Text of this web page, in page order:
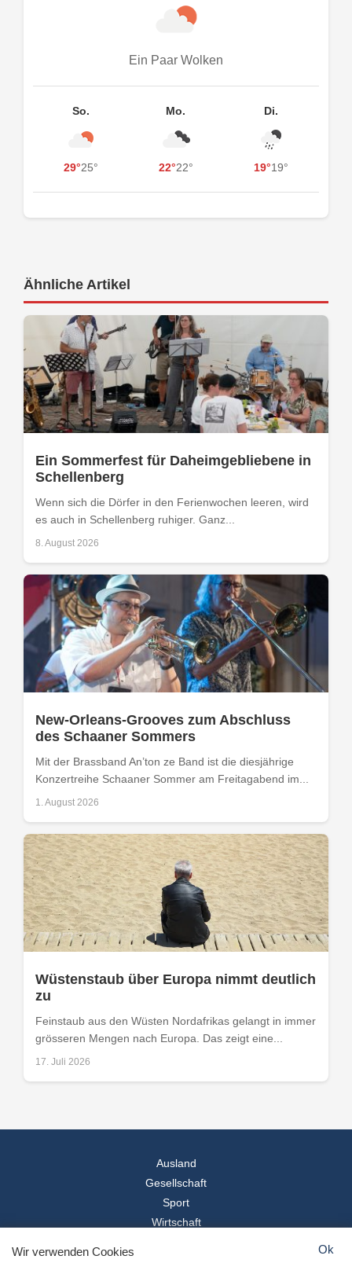
Ein Paar Wolken
So.
29°25°
Mo.
22°22°
Di.
19°19°
Ähnliche Artikel
Ein Sommerfest für Daheimgebliebene in
Schellenberg
Wenn sich die Dörfer in den Ferienwochen leeren, wird
es auch in Schellenberg ruhiger. Ganz...
8. August 2026
New-Orleans-Grooves zum Abschluss
des Schaaner Sommers
Mit der Brassband An’ton ze Band ist die diesjährige
Konzertreihe Schaaner Sommer am Freitagabend im...
1. August 2026
Wüstenstaub über Europa nimmt deutlich
zu
Feinstaub aus den Wüsten Nordafrikas gelangt in immer
grösseren Mengen nach Europa. Das zeigt eine...
17. Juli 2026
Ausland
Gesellschaft
Sport
Wirtschaft
© 2026Landesspiegel
Wir verwenden Cookies Ok